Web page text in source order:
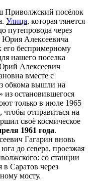
Приволжский посёлок
Улица, которая тянется
путепровода через
Юрия Алексеевича
его беспримерному
нашего поселка
Алексеевич
вместе с
обкома вышли на
из остановившегося
только в июле 1965
чтобы отправиться на
своё космическое
1961 года.
Гагарин вновь
до севера, проезжая
со станции
в Саратов через
мосту.